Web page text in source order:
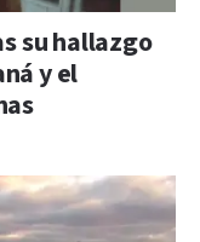
su hallazgo
y el